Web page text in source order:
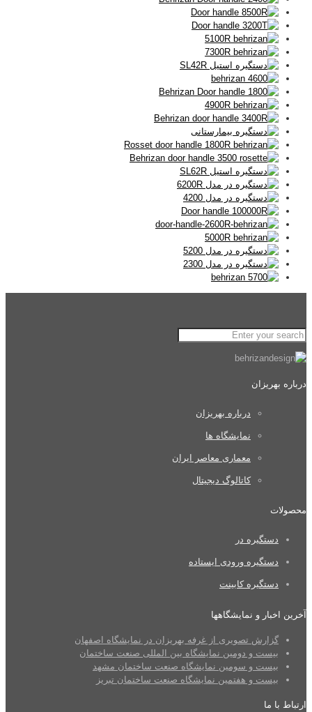
درباره بهریزان
درباره بهریزان
نمایشگاه ها
معماری معاصر ایران
کاتالوگ دیجیتال
محصولات
دستگیره در
دستگیره ورودی ایستاده
دستگیره کابینت
آخرین اخبار و نمایشگاهها
گزارش تصویری از غرفه بهریزان در نمایشگاه اصفهان
بیست و دومین نمایشگاه بین المللی صنعت ساختمان
بیست و سومین نمایشگاه صنعت ساختمان مشهد
بیست و هفتمین نمایشگاه صنعت ساختمان تبریز
ارتباط با ما